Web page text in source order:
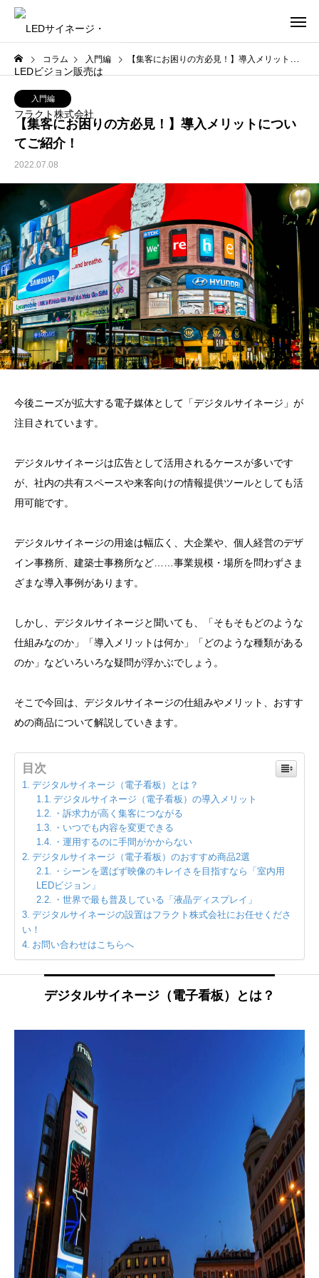
コラム 入門編 【集客にお困りの方必見！】導入メリットについてご紹介！
入門編
【集客にお困りの方必見！】導入メリットについ
てご紹介！
2022.07.08
今後ニーズが拡大する電子媒体として「デジタルサイネージ」が
注目されています。
デジタルサイネージは広告として活用されるケースが多いです
が、社内の共有スペースや来客向けの情報提供ツールとしても活
用可能です。
デジタルサイネージの用途は幅広く、大企業や、個人経営のデザ
イン事務所、建築士事務所など……事業規模・場所を問わずさま
ざまな導入事例があります。
しかし、デジタルサイネージと聞いても、「そもそもどのような
仕組みなのか」「導入メリットは何か」「どのような種類がある
のか」などいろいろな疑問が浮かぶでしょう。
そこで今回は、デジタルサイネージの仕組みやメリット、おすす
めの商品について解説していきます。
目次
デジタルサイネージ（電子看板）とは？
デジタルサイネージ（電子看板）の導入メリット
・訴求力が高く集客につながる
・いつでも内容を変更できる
・運用するのに手間がかからない
デジタルサイネージ（電子看板）のおすすめ商品2選
・シーンを選ばず映像のキレイさを目指すなら「室内用
LEDビジョン」
・世界で最も普及している「液晶ディスプレイ」
デジタルサイネージの設置はフラクト株式会社にお任せくださ
い！
お問い合わせはこちらへ
デジタルサイネージ（電子看板）とは？